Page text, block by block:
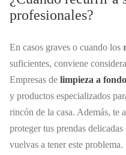
profesionales?
En casos graves o cuando los
suficientes, conviene
Empresas de limpieza a fondo
y productos especializados
rincón de la casa. Además, te
proteger tus prendas
vuelvas a tener este problema.